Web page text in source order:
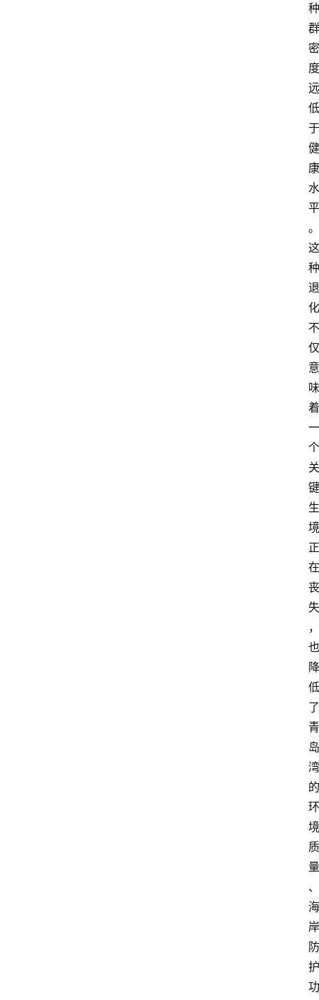
种
群
密
度
远
低
于
健
康
水
平
。
这
种
退
化
不
仅
意
味
着
一
个
关
键
生
境
正
在
丧
失
，
也
降
低
了
青
岛
湾
的
环
境
质
量
、
海
岸
防
护
功